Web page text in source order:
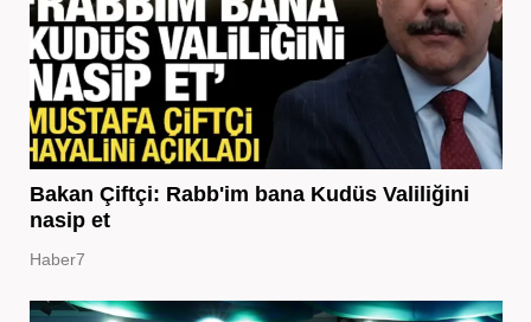
Bakan Çiftçi: Rabb'im bana Kudüs Valiliğini
nasip et
Haber7